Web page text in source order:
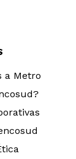
a Metro